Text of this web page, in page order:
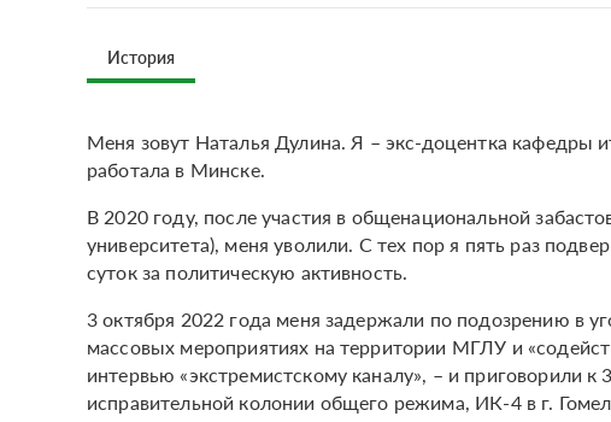
История
Меня зовут Наталья Дулина. Я – экс-доцентка
работала в Минске.
В 2020 году, после участия в общенациональной
университета), меня уволили. С тех пор я пять раз
суток за политическую активность.
3 октября 2022 года меня задержали по подозрению в
массовых мероприятиях на территории МГЛУ и
интервью «экстремистскому каналу», – и приговорили
исправительной колонии общего режима, ИК-4 в г.